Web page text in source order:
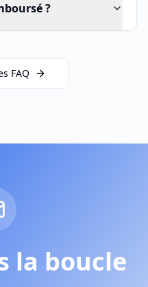
?
FAQ
la boucle